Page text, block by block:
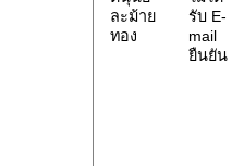
ละม้าย
ทอง
รับ E-
mail
ยืนยัน